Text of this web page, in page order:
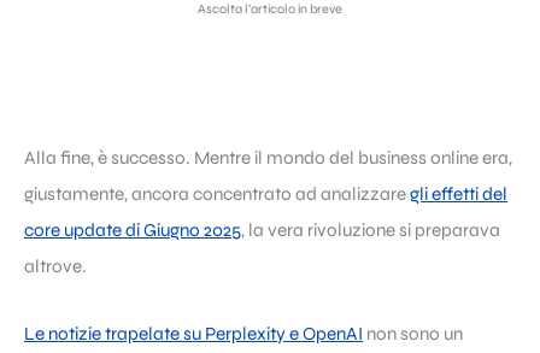
Ascolta l’articolo in breve
Alla fine, è successo. Mentre il mondo del business online era,
giustamente, ancora concentrato ad analizzaregli effetti del
core update di Giugno 2025, la vera rivoluzione si preparava
altrove.
Le notizie trapelate su Perplexity e OpenAI non sono un